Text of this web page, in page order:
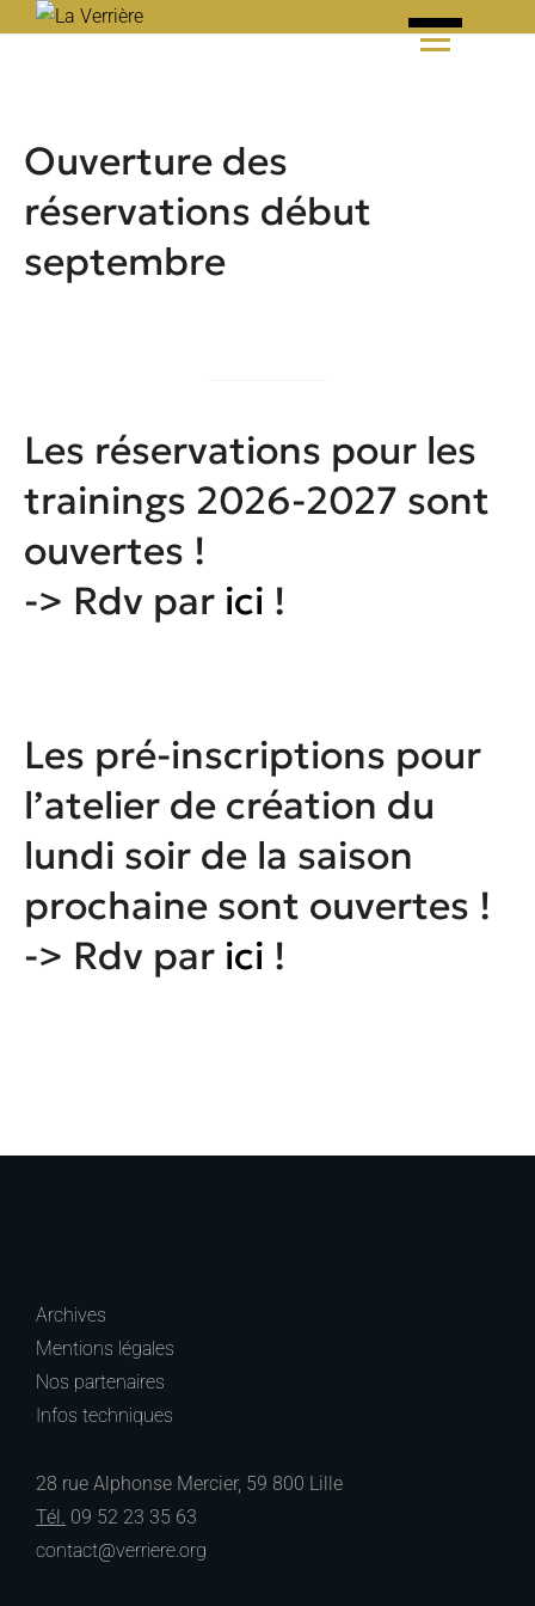
Ouverture des
réservations début
septembre
Les réservations pour les
trainings 2026-2027 sont
ouvertes !
-> Rdv par ici !
Les pré-inscriptions pour
l’atelier de création du
lundi soir de la saison
prochaine sont ouvertes !
-> Rdv par ici !
Archives
Mentions légales
Nos partenaires
Infos techniques
28 rue Alphonse Mercier, 59 800 Lille
Tél. 09 52 23 35 63
contact@verriere.org